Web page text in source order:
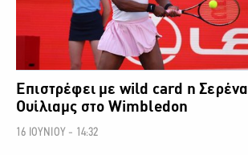
Επιστρέφει με wild card η Σερένα
Ουίλιαμς στο Wimbledon
16 ΙΟΥΝΙΟΥ - 14:32